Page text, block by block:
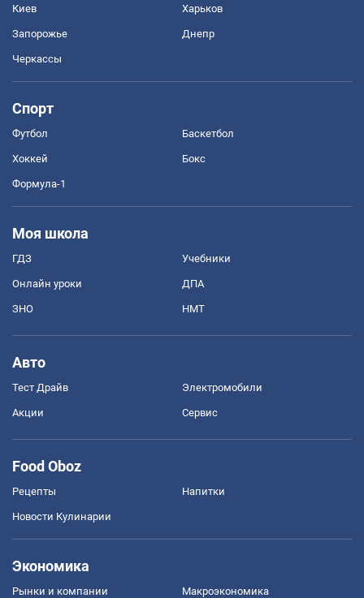
Киев Харьков
Запорожье Днепр
Черкассы
Спорт
Футбол Баскетбол
Хоккей Бокс
Формула-1
Моя школа
ГДЗ Учебники
Онлайн уроки ДПА
ЗНО НМТ
Авто
Тест Драйв Электромобили
Акции Сервис
Food Oboz
Рецепты Напитки
Новости Кулинарии
Экономика
Рынки и компании Mакроэкономика